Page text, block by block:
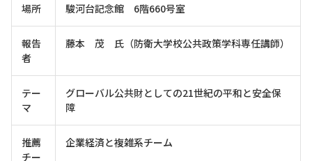
場所 駿河台記念館 6階660号室
報告
者
藤本 茂 氏（防衛大学校公共政策学科専任講師）
テー
マ
グローバル公共財としての21世紀の平和と安全保
障
推薦
チー
企業経済と複雑系チーム